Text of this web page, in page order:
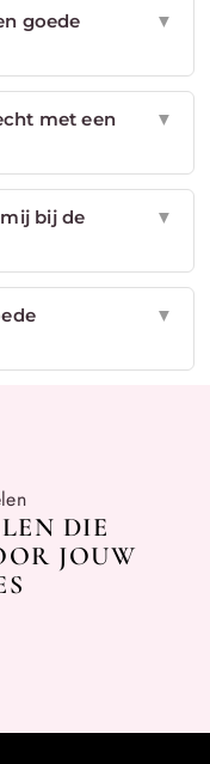
goede
▼
met een
▼
bij de
▼
▼
DIE
JOUW